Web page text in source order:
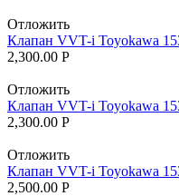
Отложить
Клапан VVT-i Toyokawa
2,300.00 Р
Отложить
Клапан VVT-i Toyokawa
2,300.00 Р
Отложить
Клапан VVT-i Toyokawa
2,500.00 Р